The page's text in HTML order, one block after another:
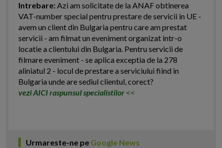
Intrebare:Azi am solicitate de la ANAF obtinerea
VAT-number special pentru prestare de servicii in UE -
avem un client din Bulgaria pentru care am prestat
servicii - am filmat un eveniment organizat intr-o
locatie a clientului din Bulgaria. Pentru servicii de
filmare eveniment - se aplica exceptia de la 278
aliniatul 2 - locul de prestare a serviciului fiind in
Bulgaria unde are sediul clientul, corect?
vezi AICI raspunsul specialistilor <<
Urmareste-ne pe Google News